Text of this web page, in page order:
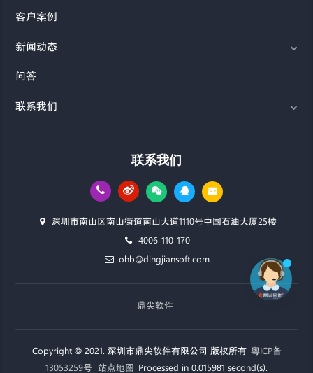
客户案例
新闻动态
问答
联系我们
联系我们
深圳市南山区南山街道南山大道1110号中国石油大厦25楼
4006-110-170
ohb@dingjiansoft.com
鼎尖软件
Copyright © 2021. 深圳市鼎尖软件有限公司 版权所有 粤ICP备
13053259号 站点地图 Processed in 0.015981 second(s).